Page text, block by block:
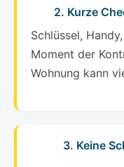
2. Kurze
Schlüssel,
Moment der
Wohnung kann
3. Keine